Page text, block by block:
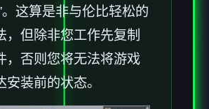
。这算是非与伦比轻松的
，但除非您工作先复制
，否则您将无法将游戏
安装前的状态。